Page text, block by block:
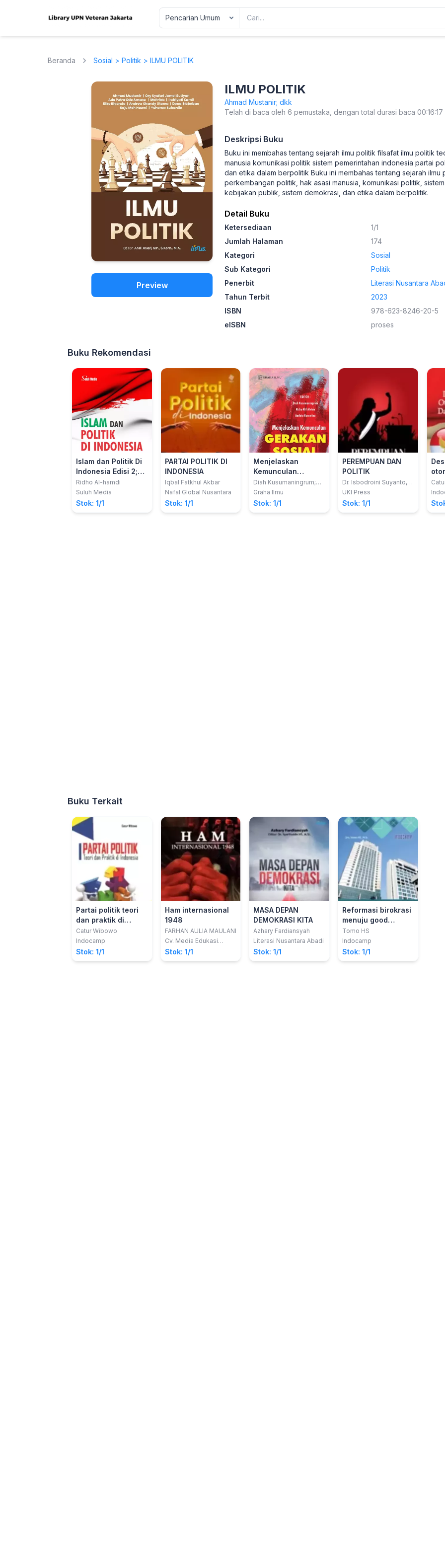
Beranda Sosial > Politik > ILMU POLITIK
Preview
ILMU POLITIK
Ahmad Mustanir; dkk
Telah di baca oleh 6 pemustaka, dengan total durasi baca 00:16:17
Deskripsi Buku
Buku ini membahas tentang sejarah ilmu politik filsafat ilmu politik
manusia komunikasi politik sistem pemerintahan indonesia partai
dan etika dalam berpolitik Buku ini membahas tentang sejarah
perkembangan politik, hak asasi manusia, komunikasi politik,
kebijakan publik, sistem demokrasi, dan etika dalam berpolitik.
Detail Buku
Ketersediaan
1/1
Jumlah Halaman
174
Kategori
Sosial
Sub Kategori
Politik
Penerbit
Literasi Nusantara
Tahun Terbit
2023
ISBN
978-623-8246-20-5
eISBN
proses
Buku Rekomendasi
Islam dan Politik Di
Indonesia Edisi 2;
Pemikiran Muslim
Modernis Pasca
Orde Baru
Ridho Al-hamdi
Suluh Media
Stok: 1/1
PARTAI POLITIK DI
INDONESIA
Iqbal Fatkhul Akbar
Nafal Global Nusantara
Stok: 1/1
Menjelaskan
Kemunculan
Gerakan Sosial;
Ruang Lingkup,
Metode, dan Kasus
Diah Kusumaningrum;
Rizky Alif Alvian; Andeta
Graha Ilmu
Stok: 1/1
PEREMPUAN DAN
POLITIK
Dr. Isbodroini Suyanto,
MA
UKI Press
Stok: 1/1
Buku Terkait
Partai politik teori
dan praktik di
Indonesia
Catur Wibowo
Indocamp
Stok: 1/1
Ham internasional
1948
FARHAN AULIA MAULANI
Cv. Media Edukasi
Creative
Stok: 1/1
MASA DEPAN
DEMOKRASI KITA
Azhary Fardiansyah
Literasi Nusantara Abadi
Stok: 1/1
Reformasi birokrasi
menuju good
governance
Tomo HS
Indocamp
Stok: 1/1